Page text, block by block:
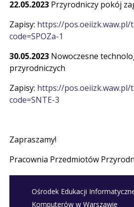
22.05.2023 Przyrodniczy pokój
Zapisy: https://pos.oeiizk.waw.pl/
code=SPOZa-1
30.05.2023 Nowoczesne
przyrodniczych
Zapisy: https://pos.oeiizk.waw.pl/
code=SNTE-3
Zapraszamy!
Pracownia Przedmiotów
Ośrodek Edukacji
Komputerów w Warszawie